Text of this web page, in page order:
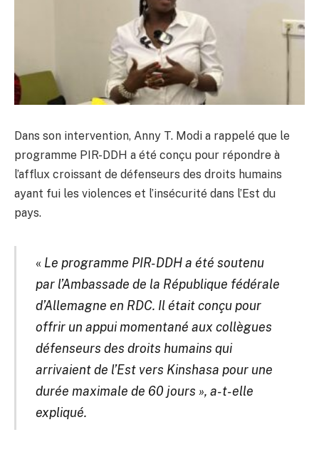
Dans son intervention, Anny T. Modi a rappelé que le
programme PIR-DDH a été conçu pour répondre à
l’afflux croissant de défenseurs des droits humains
ayant fui les violences et l’insécurité dans l’Est du
pays.
« Le programme PIR-DDH a été soutenu
par l’Ambassade de la République fédérale
d’Allemagne en RDC. Il était conçu pour
offrir un appui momentané aux collègues
défenseurs des droits humains qui
arrivaient de l’Est vers Kinshasa pour une
durée maximale de 60 jours », a-t-elle
expliqué.